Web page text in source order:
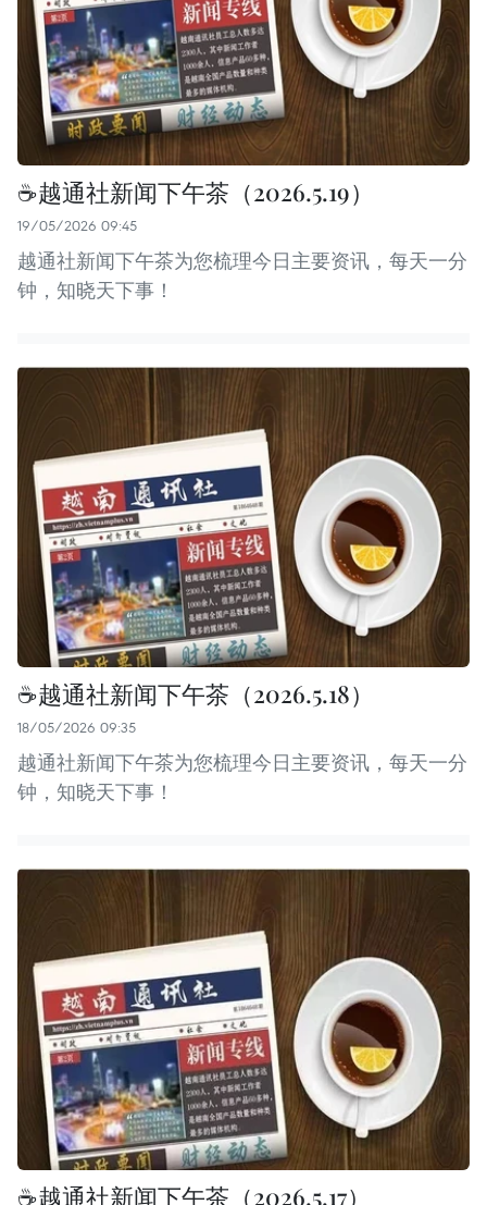
☕️越通社新闻下午茶（2026.5.19）
19/05/2026 09:45
越通社新闻下午茶为您梳理今日主要资讯，每天一分
钟，知晓天下事！
☕️越通社新闻下午茶（2026.5.18）
18/05/2026 09:35
越通社新闻下午茶为您梳理今日主要资讯，每天一分
钟，知晓天下事！
☕️越通社新闻下午茶（2026.5.17）